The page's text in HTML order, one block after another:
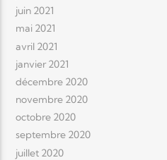
juin 2021
mai 2021
avril 2021
janvier 2021
décembre 2020
novembre 2020
octobre 2020
septembre 2020
juillet 2020